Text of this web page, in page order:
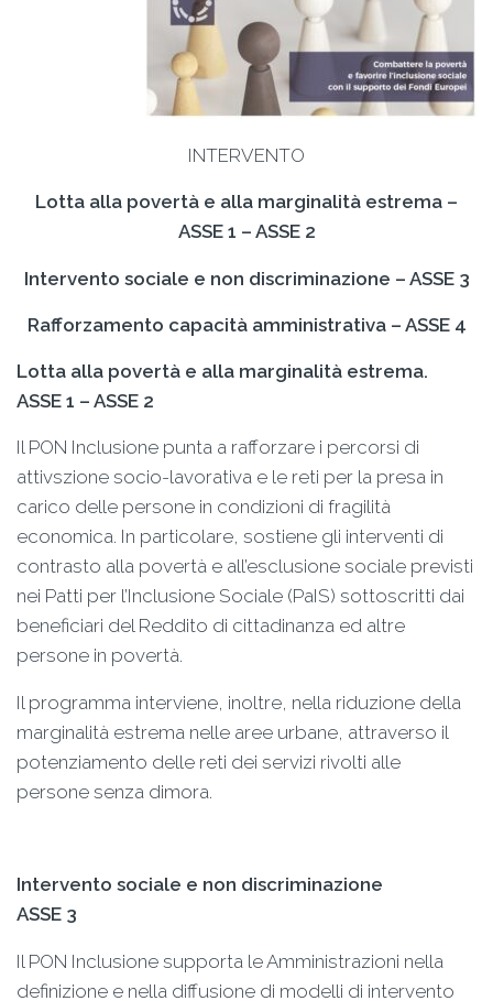
INTERVENTO
Lotta alla povertà e alla marginalità estrema –
ASSE 1 – ASSE 2
Intervento sociale e non discriminazione – ASSE 3
Rafforzamento capacità amministrativa – ASSE 4
Lotta alla povertà e alla marginalità estrema.
ASSE 1 – ASSE 2
Il PON Inclusione punta a rafforzare i percorsi di
attivszione socio-lavorativa e le reti per la presa in
carico delle persone in condizioni di fragilità
economica. In particolare, sostiene gli interventi di
contrasto alla povertà e all’esclusione sociale previsti
nei Patti per l’Inclusione Sociale (PaIS) sottoscritti dai
beneficiari del Reddito di cittadinanza ed altre
persone in povertà.
Il programma interviene, inoltre, nella riduzione della
marginalità estrema nelle aree urbane, attraverso il
potenziamento delle reti dei servizi rivolti alle
persone senza dimora.
Intervento sociale e non discriminazione
ASSE 3
Il PON Inclusione supporta le Amministrazioni nella
definizione e nella diffusione di modelli di intervento